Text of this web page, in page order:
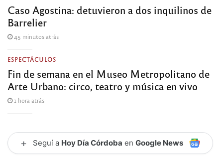
Caso Agostina: detuvieron a dos inquilinos de
Barrelier
45 minutos atrás
ESPECTÁCULOS
Fin de semana en el Museo Metropolitano de
Arte Urbano: circo, teatro y música en vivo
1 hora atrás
+ Seguí a Hoy Día Córdoba en Google News